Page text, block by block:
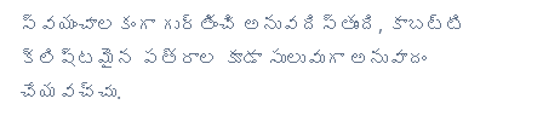
స్వయంచాలకంగా గుర్తించి అనువదిస్తుంది, కాబట్టి
క్లిష్టమైన పత్రాల కూడా సులువుగా అనువాదం
చేయవచ్చు.